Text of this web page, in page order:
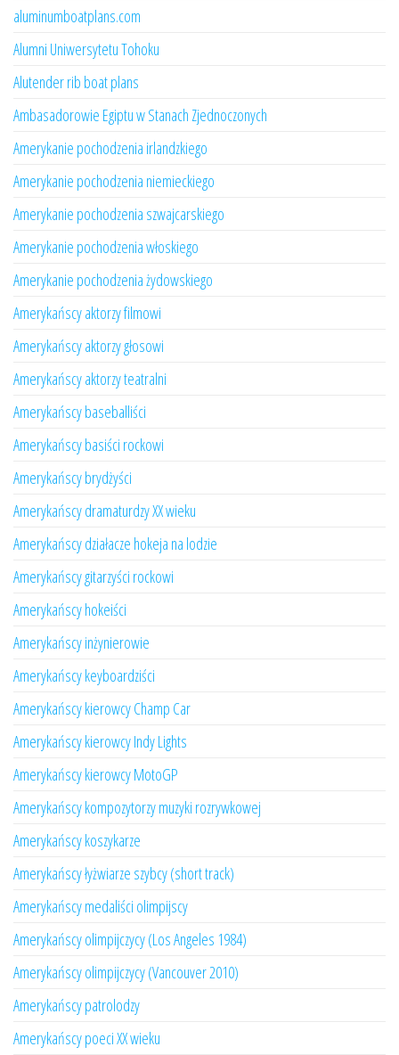
aluminumboatplans.com
Alumni Uniwersytetu Tohoku
Alutender rib boat plans
Ambasadorowie Egiptu w Stanach Zjednoczonych
Amerykanie pochodzenia irlandzkiego
Amerykanie pochodzenia niemieckiego
Amerykanie pochodzenia szwajcarskiego
Amerykanie pochodzenia włoskiego
Amerykanie pochodzenia żydowskiego
Amerykańscy aktorzy filmowi
Amerykańscy aktorzy głosowi
Amerykańscy aktorzy teatralni
Amerykańscy baseballiści
Amerykańscy basiści rockowi
Amerykańscy brydżyści
Amerykańscy dramaturdzy XX wieku
Amerykańscy działacze hokeja na lodzie
Amerykańscy gitarzyści rockowi
Amerykańscy hokeiści
Amerykańscy inżynierowie
Amerykańscy keyboardziści
Amerykańscy kierowcy Champ Car
Amerykańscy kierowcy Indy Lights
Amerykańscy kierowcy MotoGP
Amerykańscy kompozytorzy muzyki rozrywkowej
Amerykańscy koszykarze
Amerykańscy łyżwiarze szybcy (short track)
Amerykańscy medaliści olimpijscy
Amerykańscy olimpijczycy (Los Angeles 1984)
Amerykańscy olimpijczycy (Vancouver 2010)
Amerykańscy patrolodzy
Amerykańscy poeci XX wieku